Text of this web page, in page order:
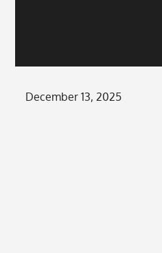
Posted
December 13, 2025